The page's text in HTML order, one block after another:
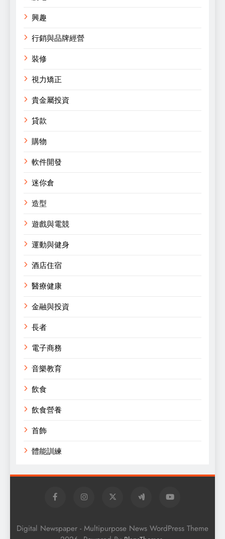
興趣
行銷與品牌經營
裝修
視力矯正
貴金屬投資
貸款
購物
軟件開發
迷你倉
造型
遊戲與電競
運動與健身
酒店住宿
醫療健康
金融與投資
長者
電子商務
音樂教育
飲食
飲食營養
首飾
體能訓練
Digital Newspaper - Multipurpose News WordPress Theme